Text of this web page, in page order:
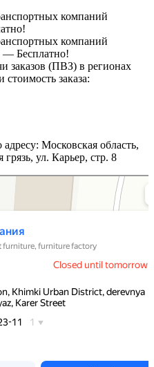
компаний
компаний
— Бесплатно!
заказов (ПВЗ) в регионах
заказа:
Московская область,
ул. Карьер, стр. 8